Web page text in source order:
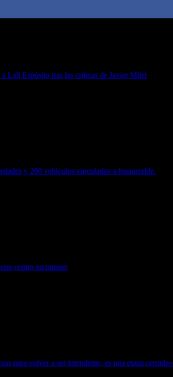
Lali Espósito tras las críticas de Javier Milei
y 200 vehículos vinculados a Insaurralde.
centro tucumano
para volver a ser intendente, es una etapa cerrada»